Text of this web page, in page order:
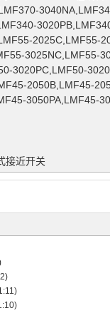
2025C,LMF55-
3025NC,LMF55-
3020PC,LMF50-
2050B,LMF45-
3050PA,LMF45-
接近开关